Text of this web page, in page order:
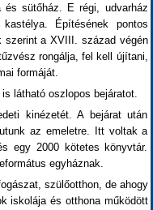
sütőház. E régi, udvarház
Építésének pontos
szerint a XVIII. század végén
rongálja, fel kell újítani,
formáját.
látható oszlopos bejáratot.
kinézetét. A bejárat után
az emeletre. Itt voltak a
egy 2000 kötetes könyvtár.
egyháznak.
szülőotthon, de ahogy
iskolája és otthona működött